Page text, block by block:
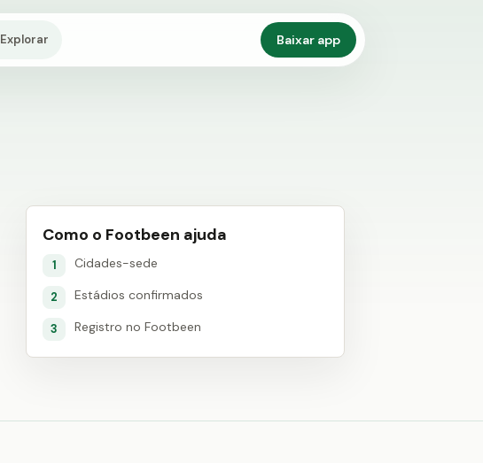
Explorar Baixar app
Como o Footbeen ajuda
1 Cidades-sede
2 Estádios confirmados
3 Registro no Footbeen